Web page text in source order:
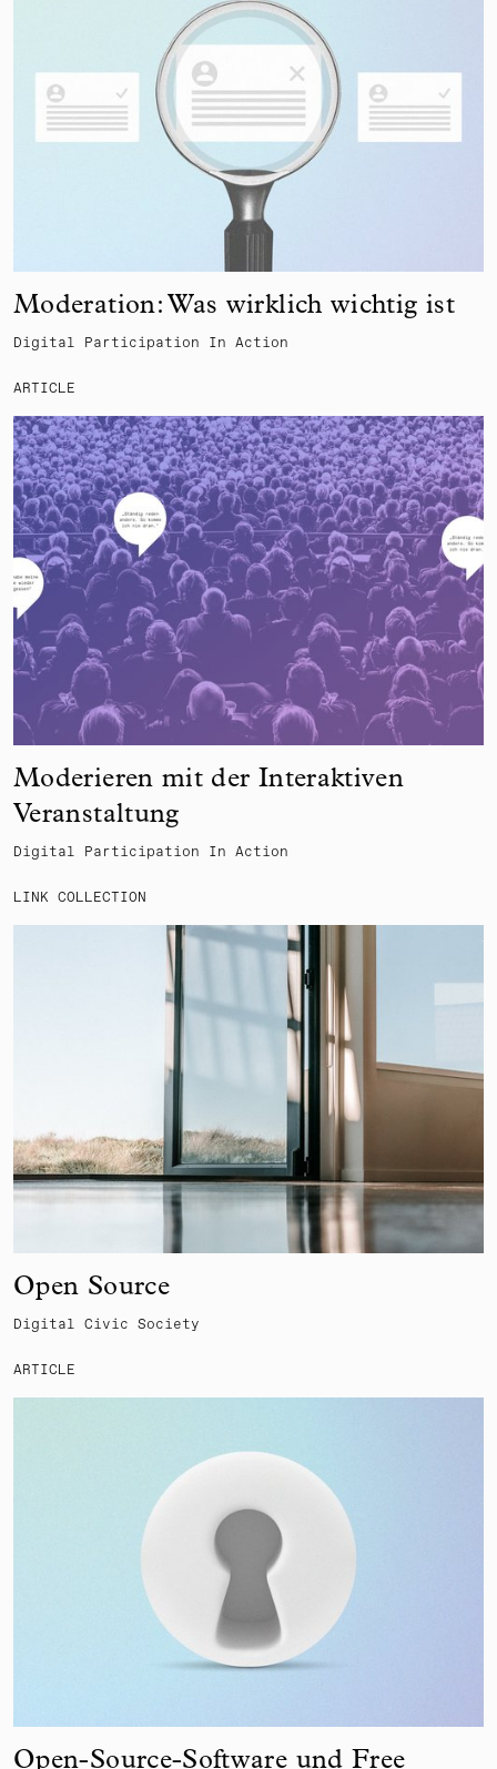
Moderation: Was wirklich wichtig ist
Digital Participation In Action
ARTICLE
Moderieren mit der Interaktiven
Veranstaltung
Digital Participation In Action
LINK COLLECTION
Open Source
Digital Civic Society
ARTICLE
Open-Source-Software und Free